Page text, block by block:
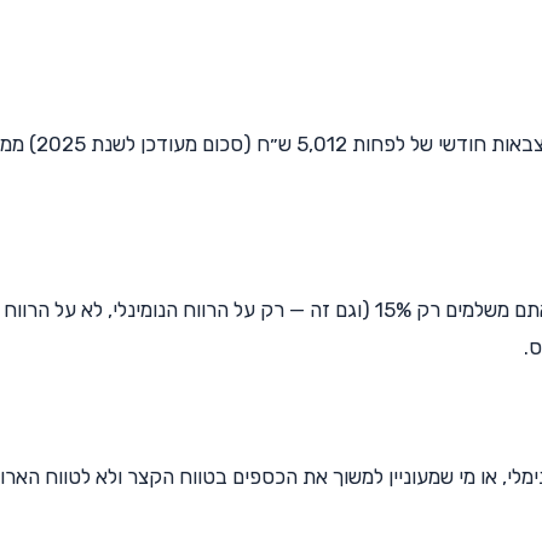
מגיל 60 ומעלה. תנאי הסף הוא שכבר יש לכם
במקום לשלם 25% מס רווח הון על תשואות הקופה, אתם משלמים רק 15% (וגם זה — רק על הרווח הנומינלי, לא על הרווח
זרם קצבה מינימלי, או מי שמעוניין למשוך את הכספים בטווח הקצר ולא לטווח